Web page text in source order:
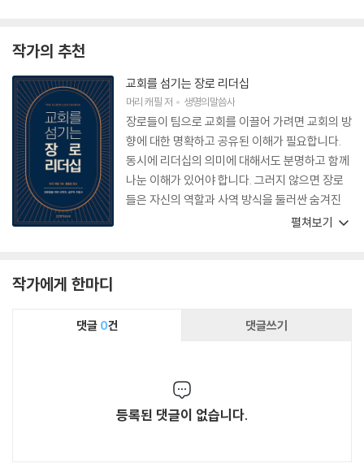
작가의 추천
교회를 섬기는 장로 리더십
머리 캐필저 생명의말씀사
장로들이 팀으로 교회를 이끌어 가려면 교회의 방
향에 대한 명확하고 공유된 이해가 필요합니다.
동시에 리더십의 의미에 대해서도 분명하고 함께
나눈 이해가 있어야 합니다. 그러지 않으면 장로
들은 자신의 역할과 사역 방식을 둘러싼 숨겨진
가정들 때문에 종종 서로 엇나가게 됩니다. 이 책
펼쳐보기
작가에게 한마디
댓글 0건 댓글쓰기
등록된 댓글이 없습니다.